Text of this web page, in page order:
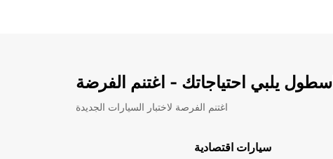
اسطول يلبي احتياجاتك - اغتنم الفرضة
اغتنم الفرصة لاختبار السيارات الجديدة
سيارات اقتصادية